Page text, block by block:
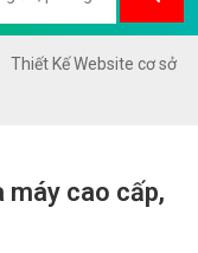
Thiết Kế Website cơ sở
máy cao cấp,